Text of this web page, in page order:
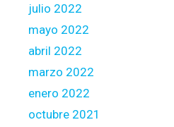
julio 2022
mayo 2022
abril 2022
marzo 2022
enero 2022
octubre 2021